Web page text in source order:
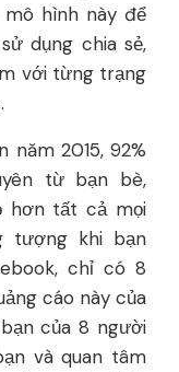
hình này để
dụng chia sẻ,
với từng trạng
năm 2015, 92%
từ bạn bè,
hơn tất cả mọi
tượng khi bạn
chỉ có 8
cáo này của
của 8 người
và quan tâm